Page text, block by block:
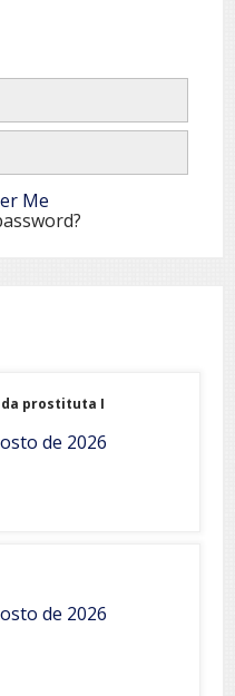
Me
da prostituta I
de 2026
de 2026